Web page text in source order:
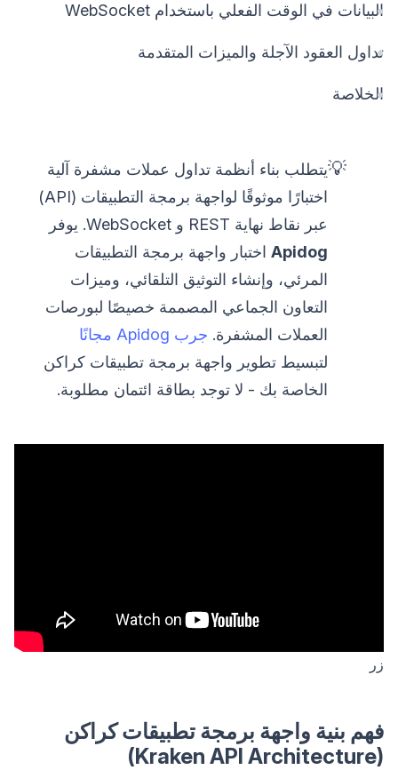
البيانات في الوقت الفعلي باستخدام WebSocket
تداول العقود الآجلة والميزات المتقدمة
الخلاصة
💡يتطلب بناء أنظمة تداول عملات مشفرة آلية
اختبارًا موثوقًا لواجهة برمجة التطبيقات (API)
عبر نقاط نهاية REST و WebSocket. يوفر
Apidog اختبار واجهة برمجة التطبيقات
المرئي، وإنشاء التوثيق التلقائي، وميزات
التعاون الجماعي المصممة خصيصًا لبورصات
العملات المشفرة. جرب Apidog مجانًا
لتبسيط تطوير واجهة برمجة تطبيقات كراكن
الخاصة بك - لا توجد بطاقة ائتمان مطلوبة.
زر
فهم بنية واجهة برمجة تطبيقات كراكن
(Kraken API Architecture)